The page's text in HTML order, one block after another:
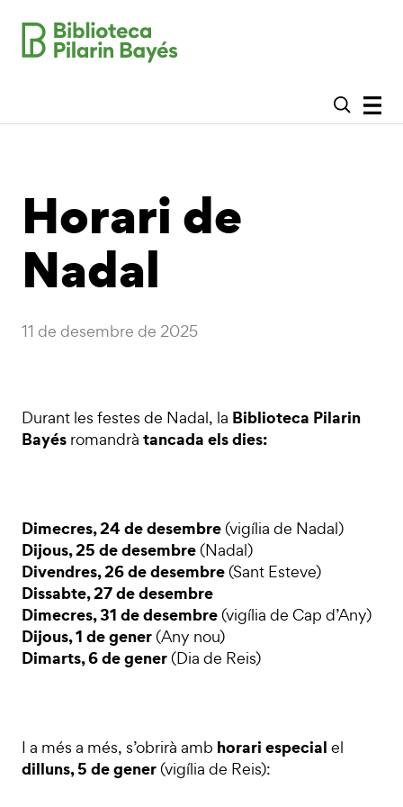
Horari de
Nadal
11 de desembre de 2025
Durant les festes de Nadal, la Biblioteca Pilarin
Bayés romandrà tancada els dies:
Dimecres, 24 de desembre(vigília de Nadal)
Dijous, 25 de desembre(Nadal)
Divendres, 26 de desembre(Sant Esteve)
Dissabte, 27 de desembre
Dimecres, 31 de desembre(vigília de Cap d’Any)
Dijous, 1 de gener(Any nou)
Dimarts, 6 de gener(Dia de Reis)
I a més a més, s’obrirà amb horari especial el
dilluns, 5 de gener(vigília de Reis):